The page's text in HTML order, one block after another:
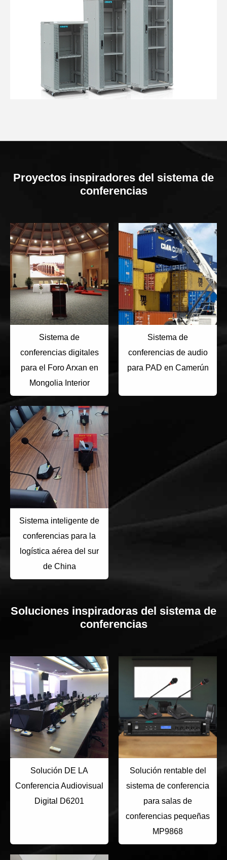
Proyectos inspiradores del sistema de
conferencias
Sistema de
conferencias digitales
para el Foro Arxan en
Mongolia Interior
Sistema de
conferencias de audio
para PAD en Camerún
Sistema inteligente de
conferencias para la
logística aérea del sur
de China
Soluciones inspiradoras del sistema de
conferencias
Solución DE LA
Conferencia Audiovisual
Digital D6201
Solución rentable del
sistema de conferencia
para salas de
conferencias pequeñas
MP9868